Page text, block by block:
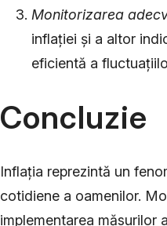
Monitorizarea
inflației și a altor
eficientă a
Concluzie
Inflația reprezintă un
cotidiene a oamenilor.
implementarea măsurilor